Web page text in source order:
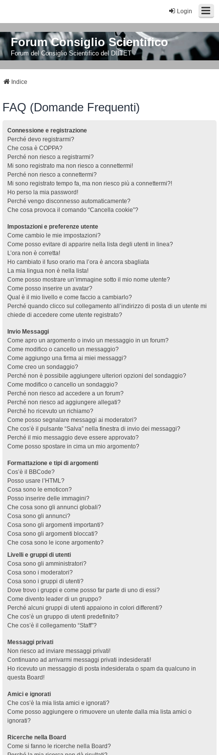
Login
Forum Consiglio Scientifico
Forum del Consiglio Scientifico del DIITET
Indice
FAQ (Domande Frequenti)
Connessione e registrazione
Perché devo registrarmi?
Che cosa è COPPA?
Perché non riesco a registrarmi?
Mi sono registrato ma non riesco a connettermi!
Perché non riesco a connettermi?
Mi sono registrato tempo fa, ma non riesco più a connettermi?!
Ho perso la mia password!
Perché vengo disconnesso automaticamente?
Che cosa provoca il comando “Cancella cookie”?
Impostazioni e preferenze utente
Come cambio le mie impostazioni?
Come posso evitare di apparire nella lista degli utenti in linea?
L’ora non è corretta!
Ho cambiato il fuso orario ma l’ora è ancora sbagliata
La mia lingua non è nella lista!
Come posso mostrare un’immagine sotto il mio nome utente?
Come posso inserire un avatar?
Qual è il mio livello e come faccio a cambiarlo?
Perché quando clicco sul collegamento all’indirizzo di posta di un utente mi
chiede di accedere come utente registrato?
Invio Messaggi
Come apro un argomento o invio un messaggio in un forum?
Come modifico o cancello un messaggio?
Come aggiungo una firma ai miei messaggi?
Come creo un sondaggio?
Perché non è possibile aggiungere ulteriori opzioni del sondaggio?
Come modifico o cancello un sondaggio?
Perché non riesco ad accedere a un forum?
Perché non riesco ad aggiungere allegati?
Perché ho ricevuto un richiamo?
Come posso segnalare messaggi ai moderatori?
Che cos’è il pulsante “Salva” nella finestra di invio dei messaggi?
Perché il mio messaggio deve essere approvato?
Come posso spostare in cima un mio argomento?
Formattazione e tipi di argomenti
Cos’è il BBCode?
Posso usare l’HTML?
Cosa sono le emoticon?
Posso inserire delle immagini?
Che cosa sono gli annunci globali?
Cosa sono gli annunci?
Cosa sono gli argomenti importanti?
Cosa sono gli argomenti bloccati?
Che cosa sono le icone argomento?
Livelli e gruppi di utenti
Cosa sono gli amministratori?
Cosa sono i moderatori?
Cosa sono i gruppi di utenti?
Dove trovo i gruppi e come posso far parte di uno di essi?
Come divento leader di un gruppo?
Perché alcuni gruppi di utenti appaiono in colori differenti?
Che cos’è un gruppo di utenti predefinito?
Che cos’è il collegamento “Staff”?
Messaggi privati
Non riesco ad inviare messaggi privati!
Continuano ad arrivarmi messaggi privati indesiderati!
Ho ricevuto un messaggio di posta indesiderata o spam da qualcuno in
questa Board!
Amici e ignorati
Che cos’è la mia lista amici e ignorati?
Come posso aggiungere o rimuovere un utente dalla mia lista amici o
ignorati?
Ricerche nella Board
Come si fanno le ricerche nella Board?